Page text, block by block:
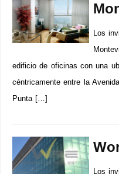
Los
edificio de oficinas con una
céntricamente entre la
Punta […]
Los